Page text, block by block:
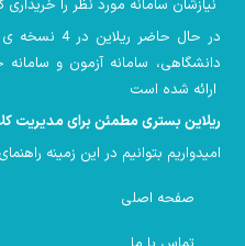
در حال حاضر
دانشگاهی، سامانه آزمون و
ریلاین بستری مطمئن برای مدیریت
امیدواریم بتوانیم در این زمینه
صفحه اصلی